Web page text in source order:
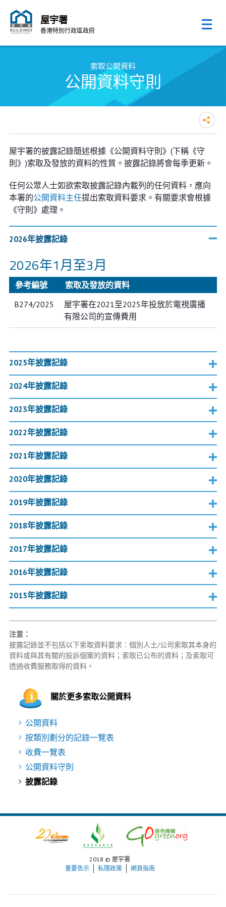
屋宇署
香港特別行政區政府
索取公開資料
公開資料守則
屋宇署的披露記錄簡述根據《公開資料守則》(下稱《守
則》)索取及發放的資料的性質。披露記錄將會每季更新。
任何公眾人士如欲索取披露記錄內載列的任何資料，應向
本署的公開資料主任提出索取資料要求。有關要求會根據
《守則》處理。
2026年披露記錄
2026年1月至3月
參考編號
索取及發放的資料
B274/2025
屋宇署在2021至2025年投放於電視廣播
有限公司的宣傳費用
2025年披露記錄
2024年披露記錄
2023年披露記錄
2022年披露記錄
2021年披露記錄
2020年披露記錄
2019年披露記錄
2018年披露記錄
2017年披露記錄
2016年披露記錄
2015年披露記錄
注意：
披露記錄並不包括以下索取資料要求：個別人士/公司索取其本身的
資料或與其有關的投訴個案的資料；索取已公布的資料；及索取可
透過收費服務取得的資料。
關於更多索取公開資料
公開資料
按類別劃分的記錄一覽表
收費一覽表
公開資料守則
披露記錄
2018 © 屋宇署
重要告示
私隱政策 網頁指南